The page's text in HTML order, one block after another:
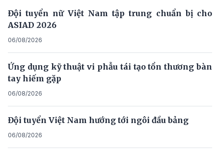
Đội tuyển nữ Việt Nam tập trung chuẩn bị cho
ASIAD 2026
06/08/2026
Ứng dụng kỹ thuật vi phẫu tái tạo tổn thương bàn
tay hiếm gặp
06/08/2026
Đội tuyển Việt Nam hướng tới ngôi đầu bảng
06/08/2026